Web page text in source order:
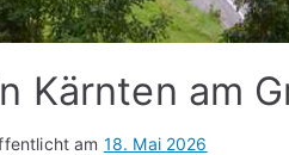
Kärnten am
am 18. Mai 2026